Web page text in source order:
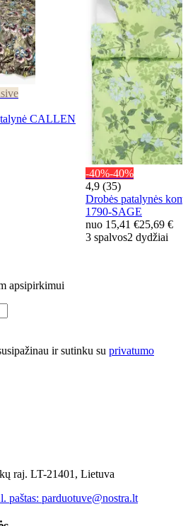
CALLEN
-40%-40%
4,9 (35)
Drobės patalynės
1790-SAGE
nuo 15,41 €25,69 €
3 spalvos2 dydžiai
apsipirkimui
ir sutinku su privatumo
raj. LT-21401, Lietuva
paštas: parduotuve@nostra.lt